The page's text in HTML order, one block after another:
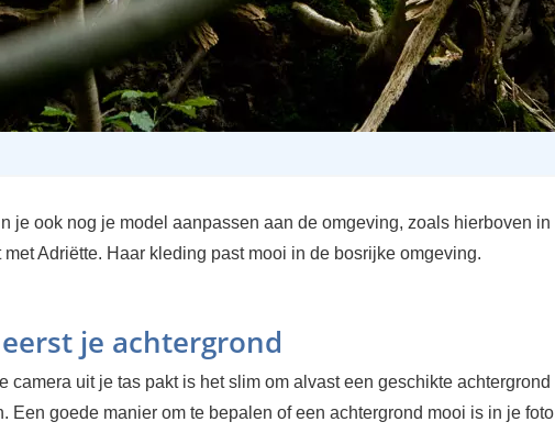
je ook nog je model aanpassen aan de omgeving, zoals hierboven in
met Adriëtte. Haar kleding past mooi in de bosrijke omgeving.
je achtergrond
camera uit je tas pakt is het slim om alvast een geschikte achtergrond
Een goede manier om te bepalen of een achtergrond mooi is in je foto